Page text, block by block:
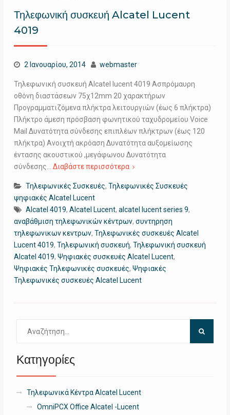
Τηλεφωνική συσκευή Alcatel Lucent
4019
2 Ιανουαρίου, 2014 webmaster
Τηλεφωνική συσκευή Alcatel lucent 4019 Ασπρόμαυρη
οθόνη διαστάσεων 75χ12mm 20 χαρακτήρων
Προγραμματιζόμενα πλήκτρα λειτουργιών (έως 6 πλήκτρα)
Πλήκτρο άμεση πρόσβαση φωνητικού ταχυδρομείου Voice
Mail Δυνατότητα σύνδεσης επιπλέων πλήκτρων (έως 120
πλήκτρα) Ανοιχτή ακρόαση Δυνατότητα αυξομείωσης
έντασης ακουστικού ,μεγάφωνου Δυνατότητα
σύνδεσης… Διαβάστε περισσότερα
Τηλεφωνικές Συσκευές, Τηλεφωνικές Συσκευές
ψηφιακές Alcatel Lucent
Alcatel 4019, Alcatel Lucent, alcatel lucent series 9,
αναβάθμιση τηλεφωνικών κέντρων, συντηρηση
τηλεφωνικων κεντρων, Τηλεφωνικές συσκευές Alcatel
Lucent 4019, Τηλεφωνική συσκευή, Τηλεφωνική συσκευή
Alcatel 4019, Ψηφιακές συσκευές Alcatel Lucent,
Ψηφιακές Τηλεφωνικές συσκευές, Ψηφιακές
Τηλεφωνικές συσκευές Alcatel Lucent
για:
Κατηγορίες
Τηλεφωνικά Κέντρα Alcatel Lucent
OmniPCX Office Alcatel -Lucent